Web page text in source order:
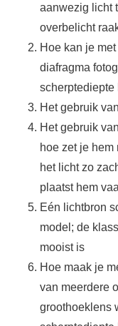
aanwezig licht
overbelicht
Hoe kan je
diafragma
scherptediepte
Het gebruik
Het gebruik
hoe zet je
het licht zo
plaatst hem
Eén lichtbron
model; de
mooist is
Hoe maak je
van meerdere
groothoeklens